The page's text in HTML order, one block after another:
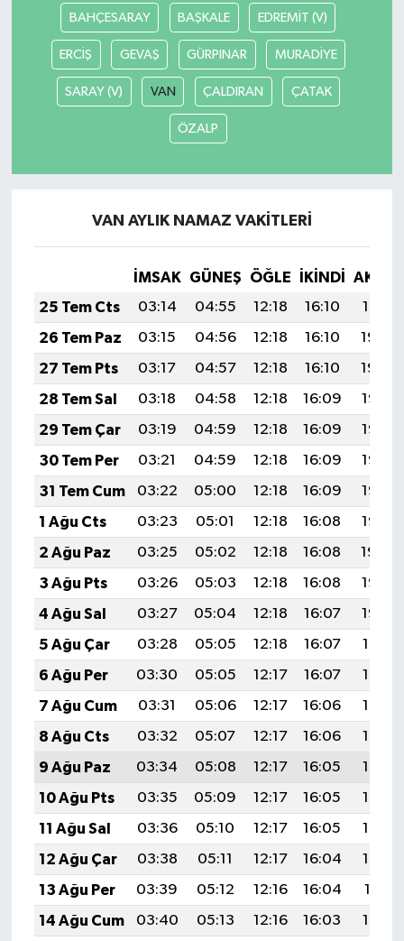
BAHÇESARAY BAŞKALE EDREMİT (V)
ERCİŞ GEVAŞ GÜRPINAR MURADİYE
SARAY (V) VAN ÇALDIRAN ÇATAK
ÖZALP
VAN AYLIK NAMAZ VAKITLERI
İMSAK GÜNEŞ ÖĞLE İKINDI
25 Tem Cts
03:14 04:55 12:18 16:10
19:31
26 Tem Paz
03:15 04:56 12:18 16:10
19:30
27 Tem Pts
03:17 04:57 12:18 16:10
19:29
28 Tem Sal
03:18 04:58 12:18 16:09
19:28
29 Tem Çar
03:19 04:59 12:18 16:09
19:27
30 Tem Per
03:21 04:59 12:18 16:09
19:27
31 Tem Cum
03:22 05:00 12:18 16:09
19:26
1 Ağu Cts
03:23 05:01 12:18 16:08
19:25
2 Ağu Paz
03:25 05:02 12:18 16:08
19:24
3 Ağu Pts
03:26 05:03 12:18 16:08
19:23
4 Ağu Sal
03:27 05:04 12:18 16:07
19:22
5 Ağu Çar
03:28 05:05 12:18 16:07
19:21
6 Ağu Per
03:30 05:05 12:17 16:07
19:19
7 Ağu Cum
03:31 05:06 12:17 16:06
19:18
8 Ağu Cts
03:32 05:07 12:17 16:06
19:17
9 Ağu Paz
03:34 05:08 12:17 16:05
19:16
10 Ağu Pts
03:35 05:09 12:17 16:05
19:15
11 Ağu Sal
03:36 05:10 12:17 16:05
19:14
12 Ağu Çar
03:38 05:11 12:17 16:04
19:12
13 Ağu Per
03:39 05:12 12:16 16:04
19:11
14 Ağu Cum
03:40 05:13 12:16 16:03
19:10